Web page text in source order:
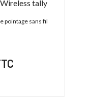
tally
pointage sans fil